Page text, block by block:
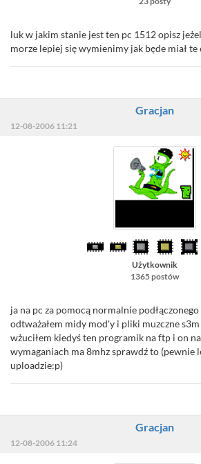
luk w jakim stanie jest ten pc 1512 opisz
morze lepiej się wymienimy jak będe miał te
Gracjan
12-08-2006 11:21
Użytkownik
1365 postów
ja na pc za pomocą normalnie
odtważałem midy mod'y i pliki muzczne
wżuciłem kiedyś ten programik na ftp i on
wymaganiach ma 8mhz sprawdź to (pewnie
uploadzie:p)
Gracjan
12-08-2006 11:24